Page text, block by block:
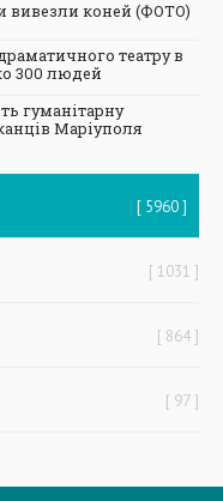
вивезли коней (ФОТО)
театру в
300 людей
гуманітарну
Маріуполя
5960
1031
864
97